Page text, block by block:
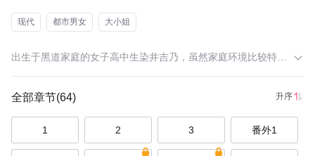
现代 都市男女 大小姐
出生于黑道家庭的女子高中生染井吉乃，虽然家庭环境比较特殊，却一直过着平凡稳定的生活，直到遇到未婚夫深山雾岛。看似眉清目秀的未婚夫深山雾岛，其实是个比黑帮还要可怕的流氓…… 【此漫画的翻译由版权方提供】
全部章节(64) 升序
1 2 3 番外1